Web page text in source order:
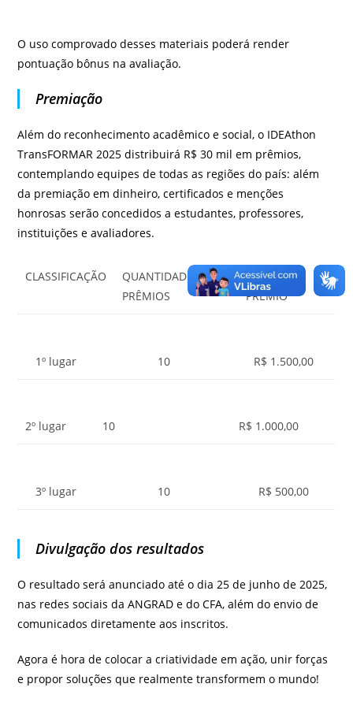
O uso comprovado desses materiais poderá render
pontuação bônus na avaliação.
Premiação
Além do reconhecimento acadêmico e social, o IDEAthon
TransFORMAR 2025 distribuirá R$ 30 mil em prêmios,
contemplando equipes de todas as regiões do país: além
da premiação em dinheiro, certificados e menções
honrosas serão concedidos a estudantes, professores,
instituições e avaliadores.
CLASSIFICAÇÃO
QUANTIDADE DE
PRÊMIOS
VALOR POR
PRÊMIO
1º lugar 10 R$ 1.500,00
2º lugar 10 R$ 1.000,00
3º lugar 10 R$ 500,00
Divulgação dos resultados
O resultado será anunciado até o dia 25 de junho de 2025,
nas redes sociais da ANGRAD e do CFA, além do envio de
comunicados diretamente aos inscritos.
Agora é hora de colocar a criatividade em ação, unir forças
e propor soluções que realmente transformem o mundo!